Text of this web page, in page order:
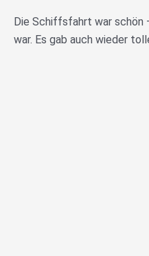
Die Schiffsfahrt war schön
war. Es gab auch wieder